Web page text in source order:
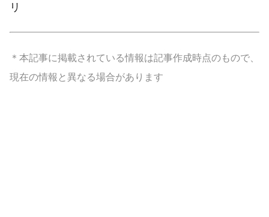
リ
＊本記事に掲載されている情報は記事作成時点のもので、
現在の情報と異なる場合があります